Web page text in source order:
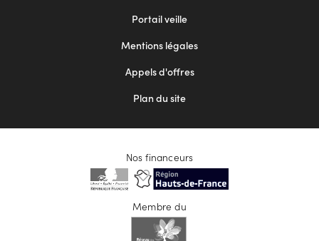
Portail veille
Mentions légales
Appels d'offres
Plan du site
Nos financeurs
Membre du